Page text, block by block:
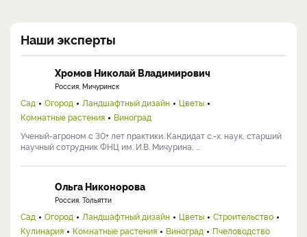
Наши эксперты
Хромов Николай Владимирович
Россия, Мичуринск
Сад Огород Ландшафтный дизайн
Цветы
Комнатные растения
Виноград
Ученый-агроном с 30+ лет практики. Кандидат с.-х. наук, старший
научный сотрудник ФНЦ им. И.В. Мичурина, ...
Ольга Никонорова
Россия, Тольятти
Сад Огород Ландшафтный дизайн Цветы
Строительство
Кулинария
Комнатные растения Виноград
Пчеловодство